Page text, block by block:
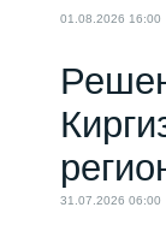
01.08.2026 16:00
31.07.2026 06:00